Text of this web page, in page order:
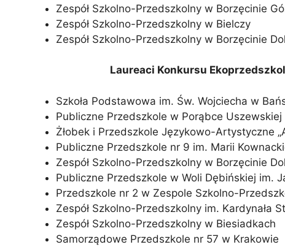
Zespół Szkolno-Przedszkolny w Borzęcinie
Zespół Szkolno-Przedszkolny w Bielczy
Zespół Szkolno-Przedszkolny w Borzęcinie
Laureaci Konkursu
Szkoła Podstawowa im. Św. Wojciecha w
Publiczne Przedszkole w Porąbce
Żłobek i Przedszkole Językowo-Artystyczne
Publiczne Przedszkole nr 9 im. Marii
Zespół Szkolno-Przedszkolny w Borzęcinie
Publiczne Przedszkole w Woli Dębińskiej im.
Przedszkole nr 2 w Zespole Szkolno-
Zespół Szkolno-Przedszkolny im. Kardynała
Zespół Szkolno-Przedszkolny w Biesiadkach
Samorządowe Przedszkole nr 57 w Krakowie